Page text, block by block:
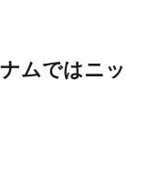
ムではニッ